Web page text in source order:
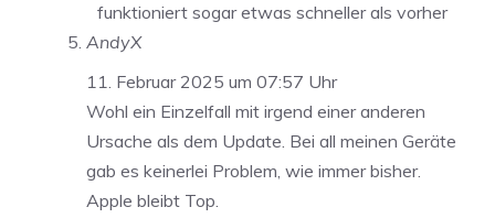
funktioniert sogar etwas schneller als vorher
AndyX
11. Februar 2025 um 07:57 Uhr
Wohl ein Einzelfall mit irgend einer anderen
Ursache als dem Update. Bei all meinen Geräte
gab es keinerlei Problem, wie immer bisher.
Apple bleibt Top.